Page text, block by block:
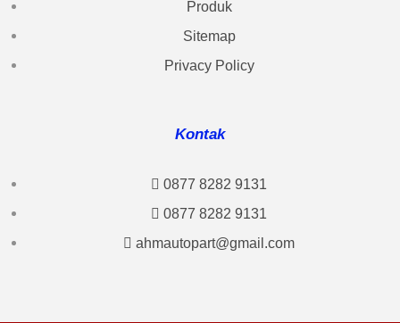
Produk
Sitemap
Privacy Policy
Kontak
0877 8282 9131
0877 8282 9131
ahmautopart@gmail.com